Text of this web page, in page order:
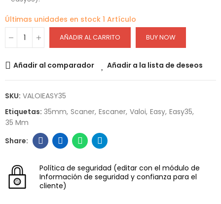
Últimas unidades en stock 1 Artículo
AÑADIR AL CARRITO BUY NOW
Añadir al comparador Añadir a la lista de deseos
SKU: VALOIEASY35
Etiquetas: 35mm Scaner Escaner Valoi Easy Easy35
35 Mm
Política de seguridad (editar con el módulo de
Información de seguridad y confianza para el
cliente)